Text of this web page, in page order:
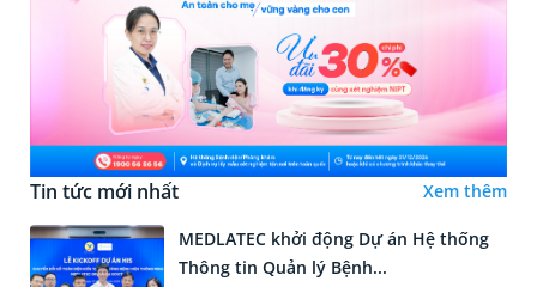
Tin tức mới nhất Xem thêm
MEDLATEC khởi động Dự án Hệ thống
Thông tin Quản lý Bệnh...